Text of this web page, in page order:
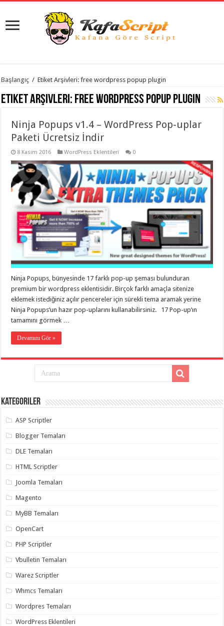
istanbul
evden
eve
organizasyon
,
gaziantep
evden
taşımacılık,
evden
taşımacılık,
gaziantep
evden
taşımacılık,
taşımacılık,
gaziantep
evden
taşımacılık,
gaziantep
evden
taşımacılık,
gaziantep
taşımacılık,
evden
evden
gaziantep
eve
taşımacılık,
gaziantep
organizasyon
gaziantep
organizasyon,
gaziantep
organizasyon,
organizasyon ,
organizasyon,
organizasyon,
palyaço,
takipçi
twitter
hilesi ,
takipçi
Başlangıç / Etiket Arşivleri: free wordpress popup plugin
Etiket Arşivleri: free wordpress popup plugin
Ninja Popups v1.4 – WordPress Pop-uplar
Paketi Ücretsiz İndir
8 Kasım 2016 WordPress Eklentileri 0
Ninja Popups, bünyesinde 17 farklı pop-up şeması bulunduran
premium bir wordpress eklentisidir. Birçok farklı amaçla sitenize
eklemek istediğiniz açılır pencereler için sürekli tema aramak yerine
Ninja Popups‘un hazır pop-uplarını kullanabilirsiniz. 17 Pop-up‘ın
tamamını görmek …
Devamını Gör »
Kategoriler
ASP Scriptler
Blogger Temaları
DLE Temaları
HTML Scriptler
Joomla Temaları
Magento
MyBB Temaları
OpenCart
PHP Scriptler
Vbulletin Temaları
Warez Scriptler
Whmcs Temaları
Wordpres Temaları
WordPress Eklentileri